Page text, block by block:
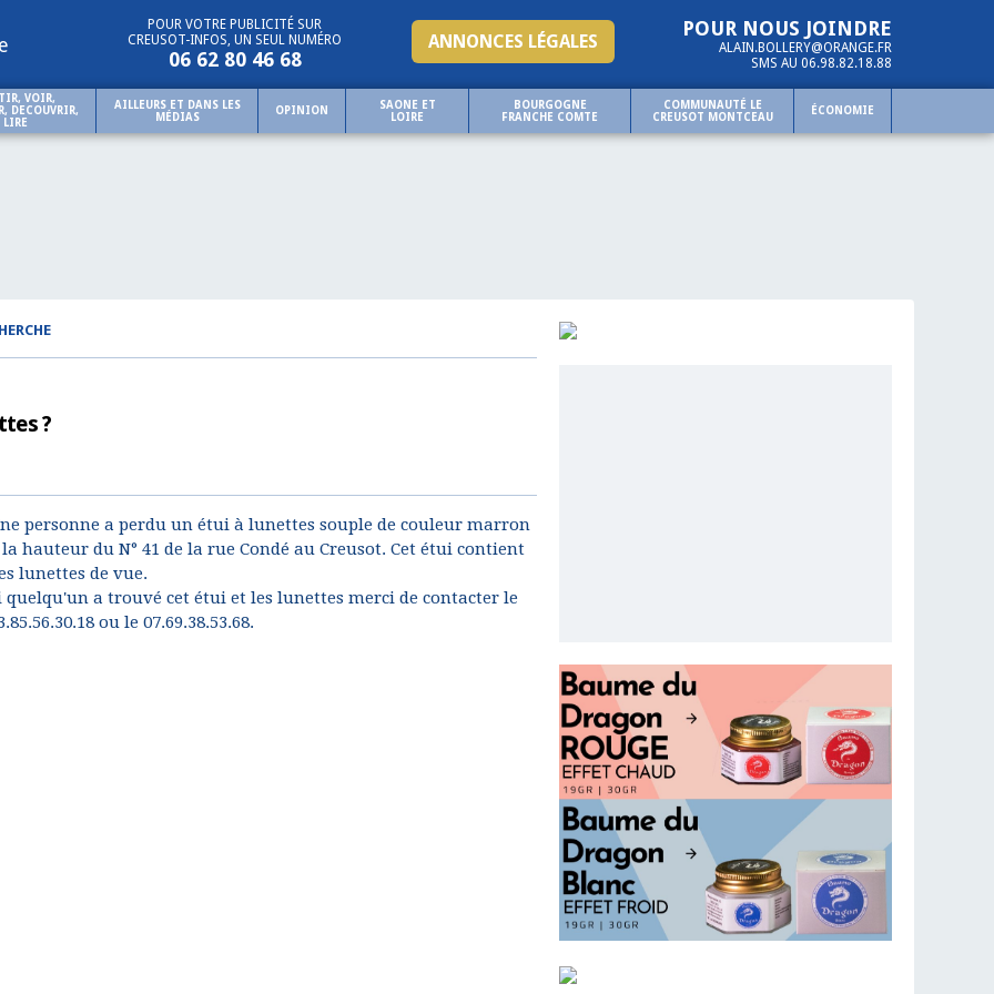
POUR NOUS JOINDRE
ALAIN.BOLLERY@ORANGE.FR
SMS AU 06.98.82.18.88
ANNONCES LÉGALES
POUR VOTRE PUBLICITÉ SUR
CREUSOT-INFOS, UN SEUL NUMÉRO
06 62 80 46 68
VOIR,
DECOUVRIR,
LIRE
AILLEURS ET DANS LES
MÉDIAS
OPINION
SAONE ET
LOIRE
BOURGOGNE
FRANCHE COMTE
COMMUNAUTÉ LE
CREUSOT MONTCEAU
ÉCONOMIE
?
personne a perdu un étui à lunettes souple de couleur marron
hauteur du N° 41 de la rue Condé au Creusot. Cet étui contient
lunettes de vue.
quelqu'un a trouvé cet étui et les lunettes merci de contacter le
ou le 07.69.38.53.68.